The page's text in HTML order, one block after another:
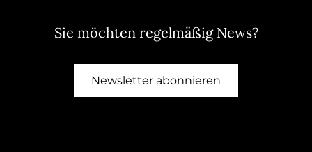
Sie möchten regelmäßig News?
Newsletter abonnieren